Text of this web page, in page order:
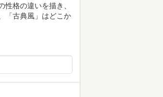
格の違いを描き、
「古典風」はどこか